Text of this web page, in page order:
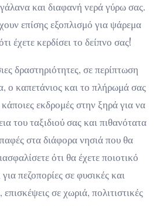
και διαφανή νερά γύρω σας.
επίσης εξοπλισμό για ψάρεμα
έχετε κερδίσει το δείπνο σας!
δραστηριότητες, σε περίπτωση
ο καπετάνιος και το πλήρωμά σας
εκδρομές στην ξηρά για να
του ταξιδιού σας και πιθανότατα
στα διάφορα νησιά που θα
ότι θα έχετε ποιοτικό
πεζοπορίες σε φυσικές και
σε χωριά, πολιτιστικές